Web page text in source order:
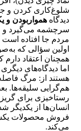
شلوغ‌کاری کردن و
دیدگاه همواربودن و
سرچشمه می‌گیرد و
مردم جا افتاده است
اولین سؤالی که
همچنان اعتقاد
اما دیدگاه‌های
هستند از: مرگ
هم‌گرایی سلیقه‌ها.
رستاخیزی برای
انسان‌ها از
فروش محصولات
می‌کند.